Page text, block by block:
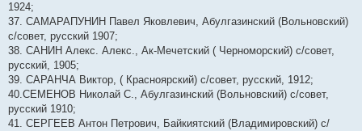
1924;
37. САМАРАПУНИН Павел Яковлевич, Абулгазинский (Вольновский)
с/совет, русский 1907;
38. САНИН Алекс. Алекс., Ак-Мечетский ( Черноморский) с/совет,
русский, 1905;
39. САРАНЧА Виктор, ( Красноярский) с/совет, русский, 1912;
40.СЕМЕНОВ Николай С., Абулгазинский (Вольновский) с/совет,
русский 1910;
41. СЕРГЕЕВ Антон Петрович, Байкиятский (Владимировский) с/